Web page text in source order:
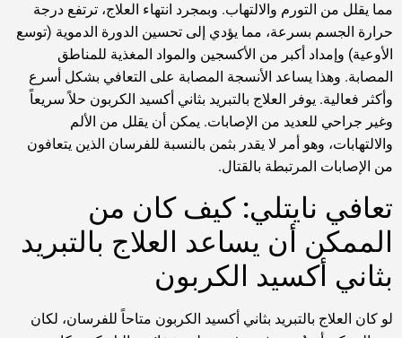
مما يقلل من التورم والالتهاب. وبمجرد انتهاء العلاج، ترتفع درجة
حرارة الجسم بسرعة، مما يؤدي إلى تحسين الدورة الدموية (توسع
الأوعية) وإمداد أكبر من الأكسجين والمواد المغذية للمناطق
المصابة. وهذا يساعد الأنسجة المصابة على التعافي بشكل أسرع
وأكثر فعالية. يوفر العلاج بالتبريد بثاني أكسيد الكربون حلاً سريعاً
وغير جراحي للعديد من الإصابات. يمكن أن يقلل من الألم
والالتهابات، وهو أمر لا يقدر بثمن بالنسبة للفرسان الذين يتعافون
من الإصابات المرتبطة بالقتال.
تعافي نايتلي: كيف كان من
الممكن أن يساعد العلاج بالتبريد
بثاني أكسيد الكربون
لو كان العلاج بالتبريد بثاني أكسيد الكربون متاحاً للفرسان، لكان